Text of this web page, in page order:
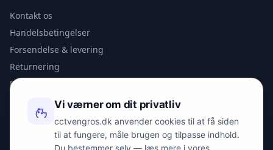
Kontakt os
Handelsbetingelser
Forsendelse & levering
Returnering
Privatlivspolitik
KONTAKT
info@spyman.dk
Vi værner om dit privatliv
cctvengros.dk anvender cookies til at få siden
til at fungere, måle brugen og tilpasse indhold.
Du bestemmer selv — læs mere i vores